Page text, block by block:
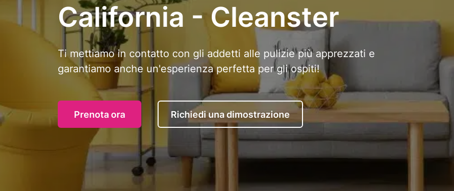
California - Cleanster
Ti mettiamo in contatto con gli addetti alle pulizie più apprezzati e
garantiamo anche un'esperienza perfetta per gli ospiti!
Prenota ora Richiedi una dimostrazione